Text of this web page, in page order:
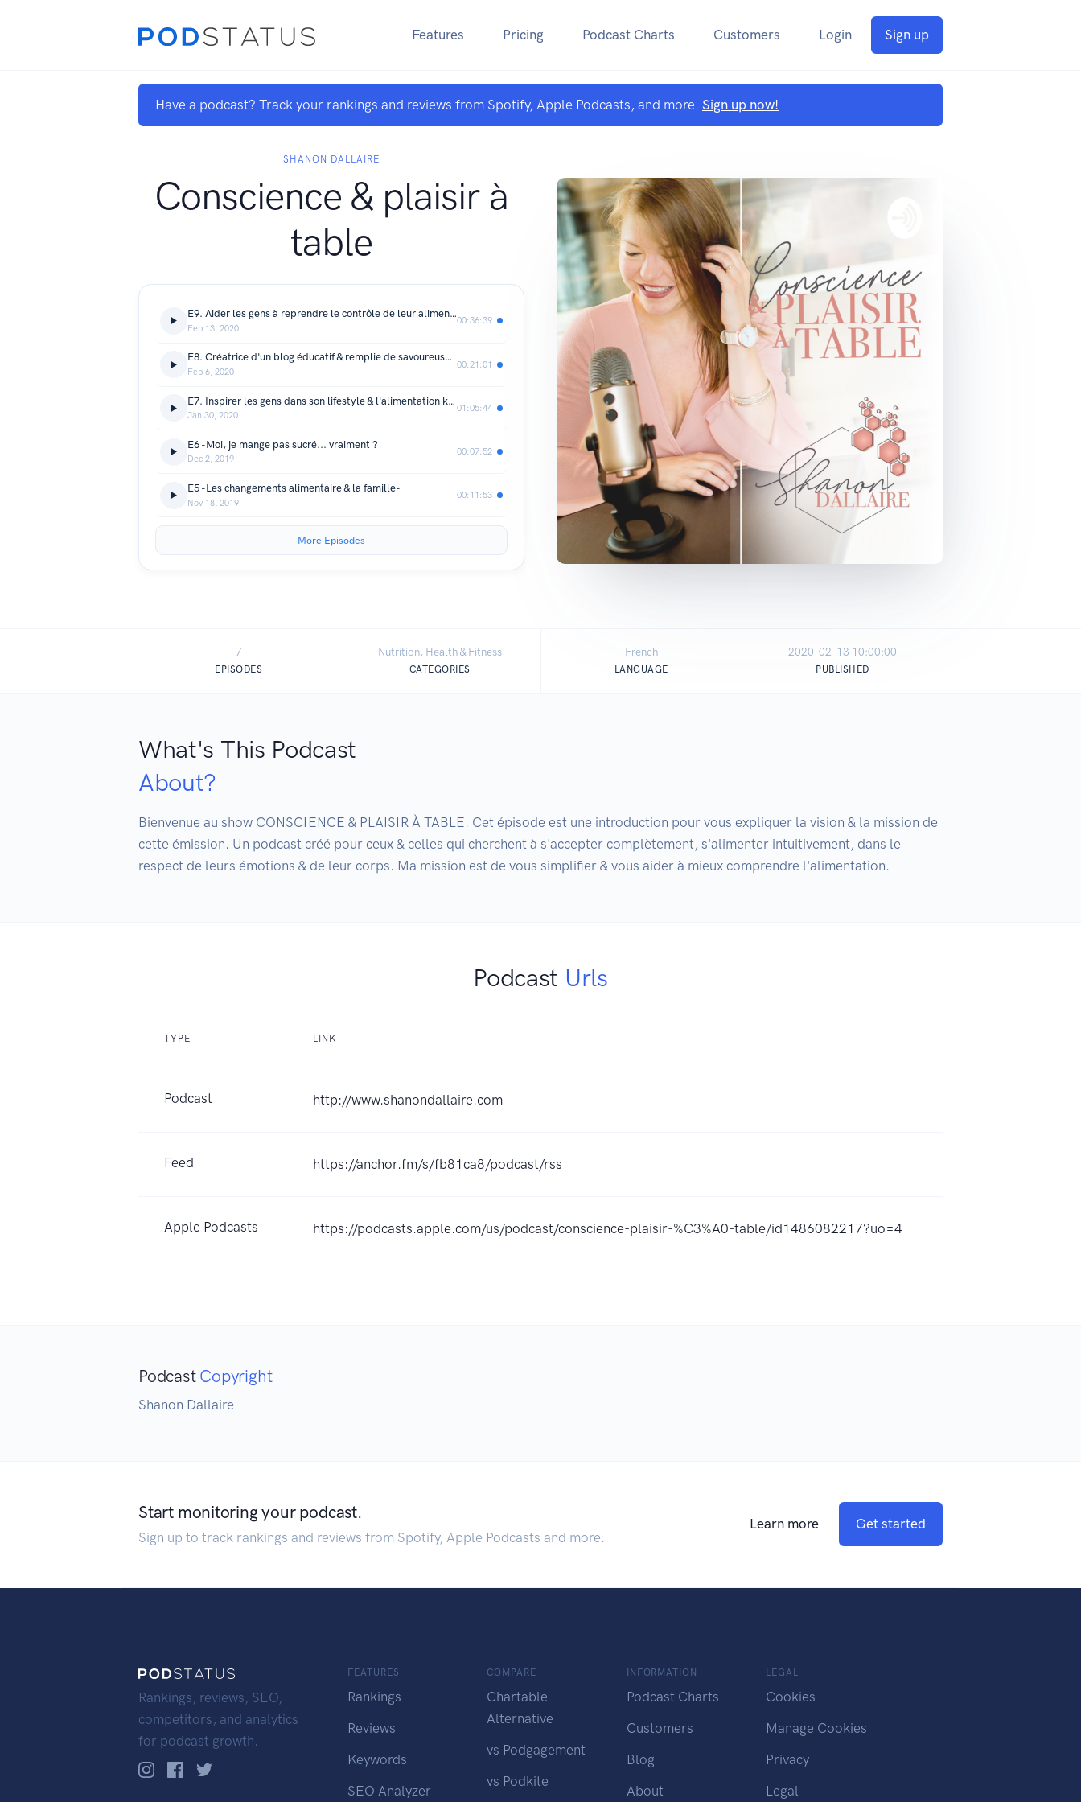
Features Pricing Podcast Charts Customers Login Sign up
Have a podcast? Track your rankings and reviews from Spotify, Apple Podcasts, and more. Sign up now!
SHANON DALLAIRE
Conscience & plaisir à
table
E9. Aider les gens à reprendre le contrôle de leur alimentation, de leur santé et de leur motivation avec Jonathan Boivin
Feb 13, 2020
00:36:39
E8. Créatrice d'un blog éducatif & remplie de savoureuses recettes dans un univers gourmet avec Johanne Gilbert
Feb 6, 2020
00:21:01
E7. Inspirer les gens dans son lifestyle & l'alimentation keto en famille avec Émilie Maurice
Jan 30, 2020
01:05:44
E6 -Moi, je mange pas sucré... vraiment ?
Dec 2, 2019
00:07:52
E5 -Les changements alimentaire & la famille-
Nov 18, 2019
00:11:53
More Episodes
7
EPISODES
Nutrition, Health & Fitness
CATEGORIES
French
LANGUAGE
2020-02-13 10:00:00
PUBLISHED
What's This Podcast
About?
Bienvenue au show CONSCIENCE & PLAISIR À TABLE. Cet épisode est une introduction pour vous expliquer la vision & la mission de
cette émission. Un podcast créé pour ceux & celles qui cherchent à s'accepter complètement, s'alimenter intuitivement, dans le
respect de leurs émotions & de leur corps. Ma mission est de vous simplifier & vous aider à mieux comprendre l'alimentation.
Podcast Urls
TYPE LINK
Podcast http://www.shanondallaire.com
Feed https://anchor.fm/s/fb81ca8/podcast/rss
Apple Podcasts https://podcasts.apple.com/us/podcast/conscience-plaisir-%C3%A0-table/id1486082217?uo=4
Podcast Copyright
Shanon Dallaire
Start monitoring your podcast.
Sign up to track rankings and reviews from Spotify, Apple Podcasts and more.
Learn more Get started
Rankings, reviews, SEO,
competitors, and analytics
for podcast growth.
FEATURES
Rankings
Reviews
Keywords
SEO Analyzer
COMPARE
Chartable
Alternative
vs Podgagement
vs Podkite
INFORMATION
Podcast Charts
Customers
Blog
About
LEGAL
Cookies
Manage Cookies
Privacy
Legal